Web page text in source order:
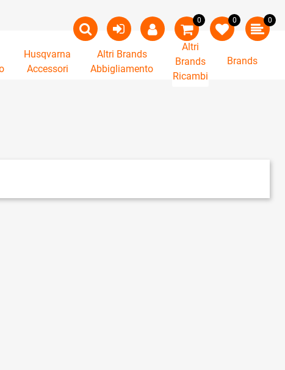
0 0 0
Husqvarna
Accessori
Altri Brands
Abbigliamento
Altri
Brands
Ricambi
Brands